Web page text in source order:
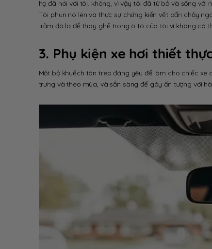
họ đã nói với tôi. không, vì vậy tôi đã từ bỏ và sống
Tôi phun nó lên và thực sự chứng kiến ​​vết bẩn chảy
trăm đô la để thay ghế trong ô tô của tôi vì không có
3. Phụ kiện xe hơi thiết
Một bộ khuếch tán treo đáng yêu để làm cho chiếc
trưng và theo mùa, và sẵn sàng để gây ấn tượng với